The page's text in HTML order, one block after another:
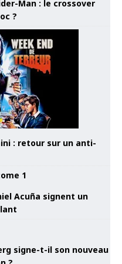
Man : le crossover
?
: retour sur un anti-
Acuña signent un
signe-t-il son nouveau